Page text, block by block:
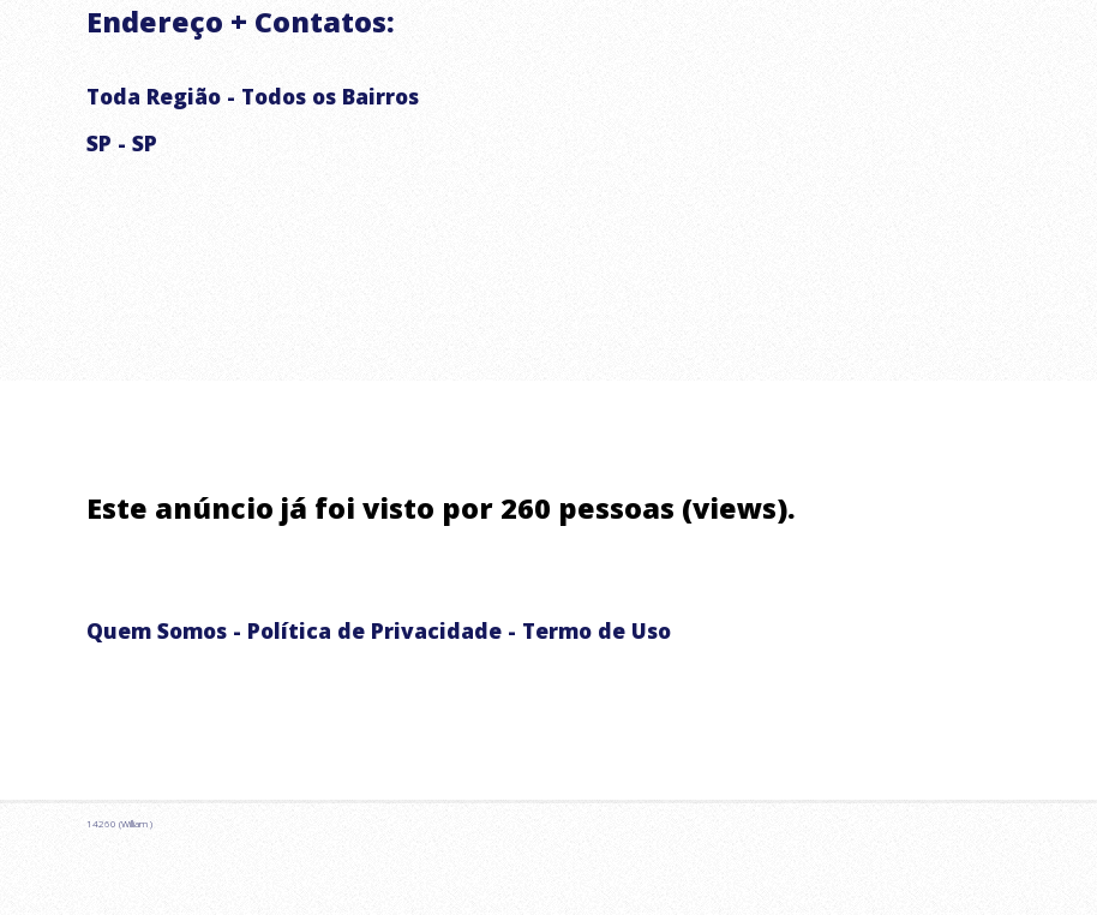
CHUVAS ARTIFICIAIS PARA EVENTOS E FILMAGENS
Endereço + Contatos:
Toda Região - Todos os Bairros
SP - SP
Este anúncio já foi visto por 260 pessoas (views).
Quem Somos - Política de Privacidade - Termo de Uso
14260 (William )